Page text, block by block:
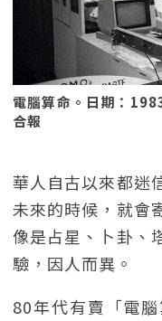
電腦算命。日期：
合報
華人自古以來都迷
未來的時候，就會
像是占星、卜卦、
驗，因人而異。
80年代有賣「電